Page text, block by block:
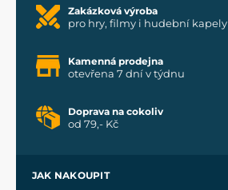
Zakázková výroba
pro hry, filmy i hudební kapely
Kamenná prodejna
otevřena 7 dní v týdnu
Doprava na cokoliv
od 79,- Kč
JAK NAKOUPIT